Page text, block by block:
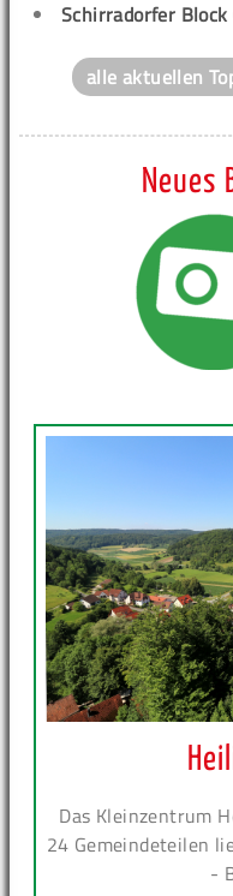
Schirradorfer
alle aktuellen
Neues
Das Kleinzentrum
24 Gemeindeteilen
-